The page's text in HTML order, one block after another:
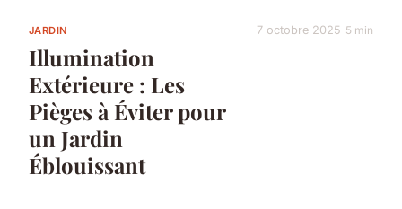
JARDIN
Illumination
Extérieure : Les
Pièges à Éviter pour
un Jardin
Éblouissant
7 octobre 2025 5 min